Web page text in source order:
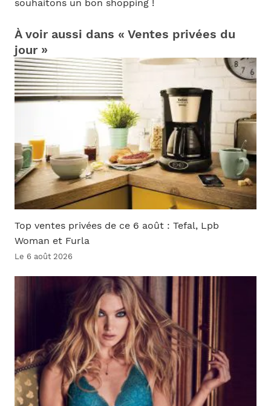
souhaitons un bon shopping !
À voir aussi dans « Ventes privées du
jour »
Top ventes privées de ce 6 août : Tefal, Lpb
Woman et Furla
Le 6 août 2026